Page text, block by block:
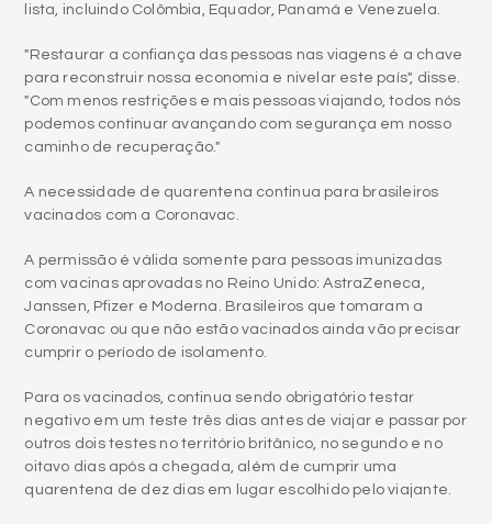
lista, incluindo Colômbia, Equador, Panamá e Venezuela.
"Restaurar a confiança das pessoas nas viagens é a chave
para reconstruir nossa economia e nivelar este país", disse.
"Com menos restrições e mais pessoas viajando, todos nós
podemos continuar avançando com segurança em nosso
caminho de recuperação."
A necessidade de quarentena continua para brasileiros
vacinados com a Coronavac.
A permissão é válida somente para pessoas imunizadas
com vacinas aprovadas no Reino Unido: AstraZeneca,
Janssen, Pfizer e Moderna. Brasileiros que tomaram a
Coronavac ou que não estão vacinados ainda vão precisar
cumprir o período de isolamento.
Para os vacinados, continua sendo obrigatório testar
negativo em um teste três dias antes de viajar e passar por
outros dois testes no território britânico, no segundo e no
oitavo dias após a chegada, além de cumprir uma
quarentena de dez dias em lugar escolhido pelo viajante.